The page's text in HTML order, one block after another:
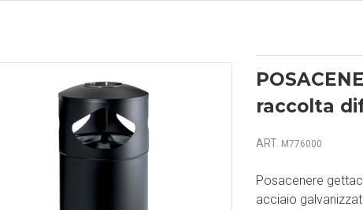
raccolta
ART. M776000
Posacenere
acciaio